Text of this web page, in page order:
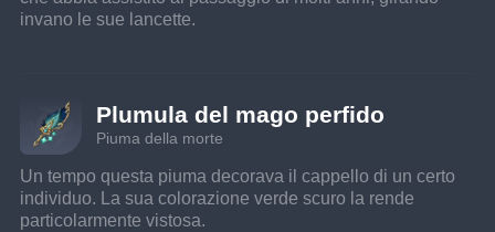
invano le sue lancette.
Plumula del mago perfido
Piuma della morte
Un tempo questa piuma decorava il cappello di un certo
individuo. La sua colorazione verde scuro la rende
particolarmente vistosa.